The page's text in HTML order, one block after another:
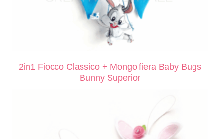
2in1 Fiocco Classico + Mongolfiera Baby Bugs
Bunny Superior